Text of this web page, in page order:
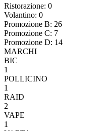
Ristorazione: 0
Volantino: 0
Promozione B: 26
Promozione C: 7
Promozione D: 14
MARCHI
BIC
1
POLLICINO
1
RAID
2
VAPE
1